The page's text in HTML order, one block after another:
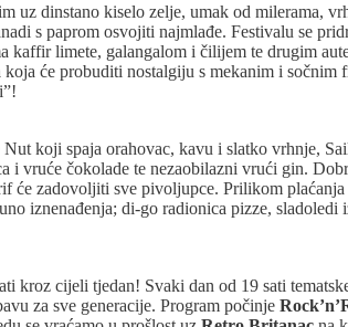
uz dinstano kiselo zelje, umak od milerama,
s paprom osvojiti najmlađe. Festivalu se
limete, galangalom i čilijem te drugim
koja će probuditi nostalgiju s mekanim i sočnim
koji spaja orahovac, kavu i slatko vrhnje,
vruće čokolade te nezaobilazni vrući gin.
zadovoljiti sve pivoljupce. Prilikom plaćanja
iznenađenja; di-go radionica pizze,
kroz cijeli tjedan! Svaki dan od 19 sati
za sve generacije. Program počinje